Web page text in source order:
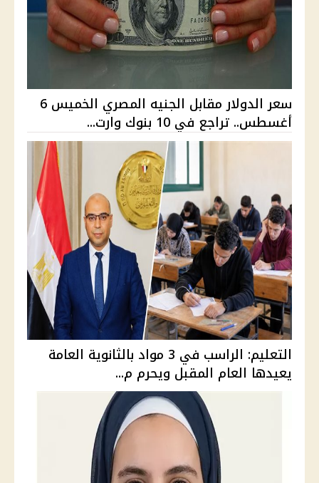
سعر الدولار مقابل الجنيه المصري الخميس 6
أغسطس.. تراجع في 10 بنوك وارت...
التعليم: الراسب في 3 مواد بالثانوية العامة
يعيدها العام المقبل ويحرم م...